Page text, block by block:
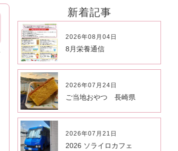
新着記事
2026年08月04日
8月栄養通信
2026年07月24日
ご当地おやつ 長崎県
2026年07月21日
2026 ソライロカフェ